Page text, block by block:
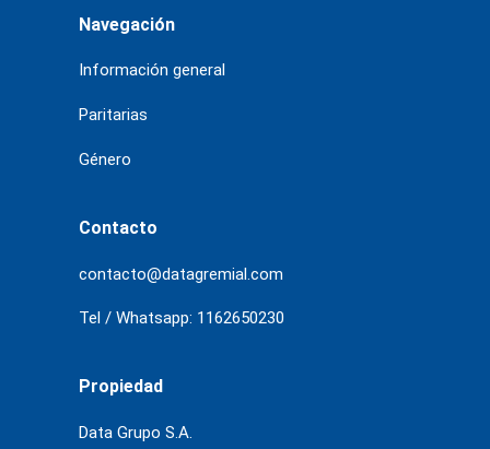
Navegación
Información general
Paritarias
Género
Contacto
contacto@datagremial.com
Tel / Whatsapp: 1162650230
Propiedad
Data Grupo S.A.